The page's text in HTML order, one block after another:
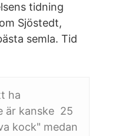
tidning
Sjöstedt,
semla. Tid
ha
är kanske 25
kock" medan